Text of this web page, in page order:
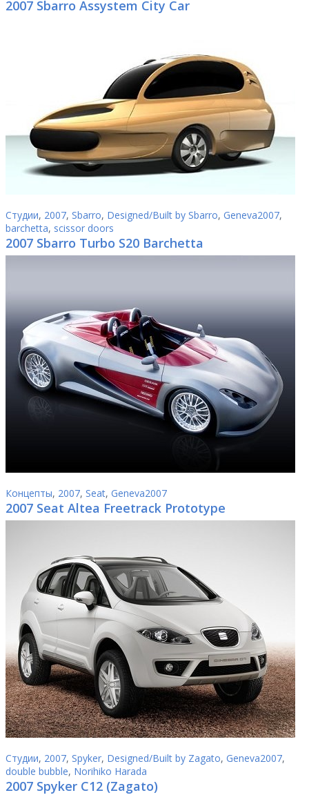
2007 Sbarro Assystem City Car
Студии, 2007, Sbarro, Designed/Built by Sbarro, Geneva2007,
barchetta, scissor doors
2007 Sbarro Turbo S20 Barchetta
Концепты, 2007, Seat, Geneva2007
2007 Seat Altea Freetrack Prototype
Студии, 2007, Spyker, Designed/Built by Zagato, Geneva2007,
double bubble, Norihiko Harada
2007 Spyker C12 (Zagato)